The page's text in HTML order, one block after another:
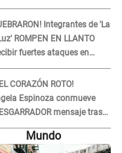
Integrantes de 'La
ROMPEN EN LLANTO
fuertes ataques en
DENUNCIA de acoso
Naldy Saldaña
CORAZÓN ROTO!
Espinoza conmueve
mensaje tras
pérdida: "Descansa en
Mundo